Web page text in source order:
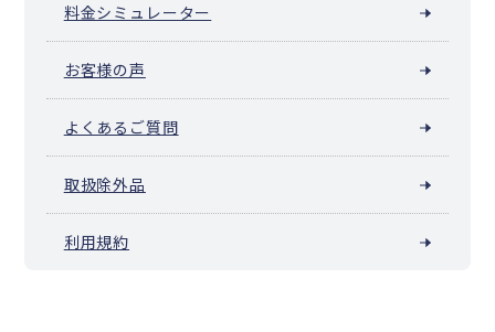
料金シミュレーター
お客様の声
よくあるご質問
取扱除外品
利用規約